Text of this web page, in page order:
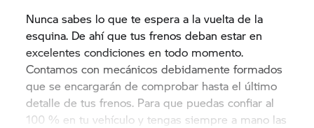
Nunca sabes lo que te espera a la vuelta de la
esquina. De ahí que tus frenos deban estar en
excelentes condiciones en todo momento.
Contamos con mecánicos debidamente formados
que se encargarán de comprobar hasta el último
detalle de tus frenos. Para que puedas confiar al
100 % en tu vehículo y tengas siempre a mano las